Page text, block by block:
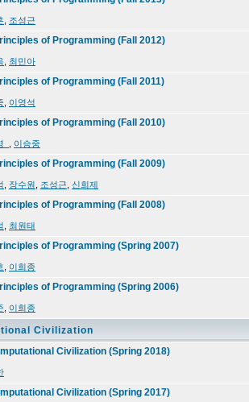
조성근
of Programming (Fall 2012)
최민아
of Programming (Fall 2011)
이영석
of Programming (Fall 2010)
이승중
of Programming (Fall 2009)
장수원 조성근 신희제
of Programming (Fall 2008)
최원태
of Programming (Spring 2007)
이희종
of Programming (Spring 2006)
이희종
Civilization
Civilization (Spring 2018)
Civilization (Spring 2017)